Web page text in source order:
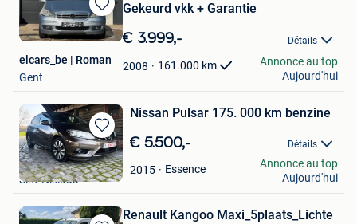
Sauvegarder
dans
Favoris
Gekeurd vkk + Garantie
€ 3.999,- Détails
2008 161.000 km
elcars_be | Roman
Gent
Annonce au top
Aujourd'hui
Sauvegarder
dans
Mes
Favoris
Nissan Pulsar 175. 000 km benzine
€ 5.500,- Détails
2015 Essence
WillD
Sint-Niklaas
Annonce au top
Aujourd'hui
Renault Kangoo Maxi_5plaats_Lichte